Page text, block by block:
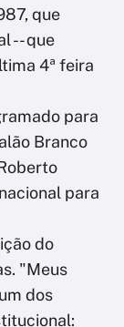
que
-- que
4ª feira
para
Branco
para
do
"Meus
dos